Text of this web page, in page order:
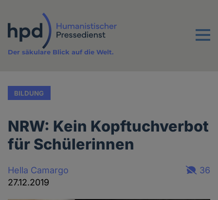
Inhalt
Menu
Der säkulare Blick auf die Welt.
BILDUNG
NRW: Kein Kopftuchverbot
für Schülerinnen
Hella Camargo
27.12.2019
36